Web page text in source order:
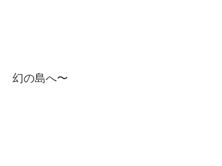
幻の島へ〜